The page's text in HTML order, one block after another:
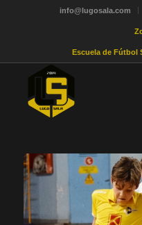
info@lugosala.com
Escuela de Fútbol